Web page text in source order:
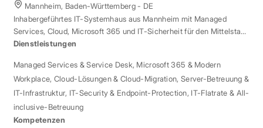
Mannheim, Baden-Württemberg - DE
Inhabergeführtes IT-Systemhaus aus Mannheim mit Managed
Services, Cloud, Microsoft 365 und IT-Sicherheit für den Mittelstand
der Region Rhein-Neckar.
Dienstleistungen
Managed Services & Service Desk, Microsoft 365 & Modern
Workplace, Cloud-Lösungen & Cloud-Migration, Server-Betreuung &
IT-Infrastruktur, IT-Security & Endpoint-Protection, IT-Flatrate & All-
inclusive-Betreuung
Kompetenzen